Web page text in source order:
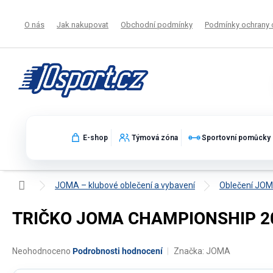
O nás Jak nakupovat Obchodní podmínky Podmínky ochrany
E-shop Týmová zóna Sportovní pomůcky
Domů JOMA – klubové oblečení a vybavení Oblečení
TRIČKO JOMA CHAMPIONSHIP
Průměrné
Neohodnoceno Podrobnosti hodnocení Značka: JOMA